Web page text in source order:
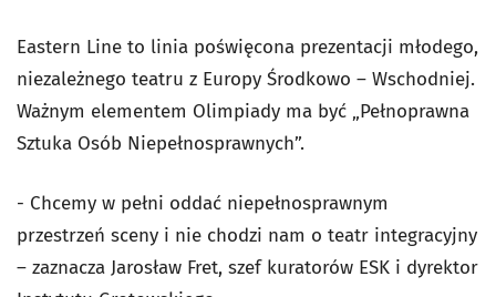
Eastern Line to linia poświęcona prezentacji młodego,
niezależnego teatru z Europy Środkowo – Wschodniej.
Ważnym elementem Olimpiady ma być „Pełnoprawna
Sztuka Osób Niepełnosprawnych”.
- Chcemy w pełni oddać niepełnosprawnym
przestrzeń sceny i nie chodzi nam o teatr integracyjny
– zaznacza Jarosław Fret, szef kuratorów ESK i dyrektor